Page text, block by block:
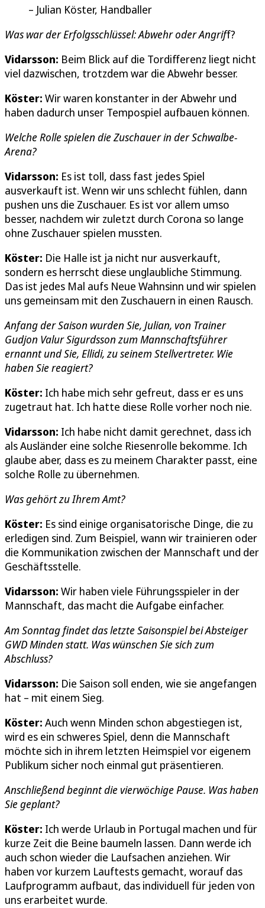
Julian Köster, Handballer
Was war der Erfolgsschlüssel: Abwehr oder Angriff?
Vidarsson: Beim Blick auf die Tordifferenz liegt nicht
viel dazwischen, trotzdem war die Abwehr besser.
Köster: Wir waren konstanter in der Abwehr und
haben dadurch unser Tempospiel aufbauen können.
Welche Rolle spielen die Zuschauer in der Schwalbe-
Arena?
Vidarsson: Es ist toll, dass fast jedes Spiel
ausverkauft ist. Wenn wir uns schlecht fühlen, dann
pushen uns die Zuschauer. Es ist vor allem umso
besser, nachdem wir zuletzt durch Corona so lange
ohne Zuschauer spielen mussten.
Köster: Die Halle ist ja nicht nur ausverkauft,
sondern es herrscht diese unglaubliche Stimmung.
Das ist jedes Mal aufs Neue Wahnsinn und wir spielen
uns gemeinsam mit den Zuschauern in einen Rausch.
Anfang der Saison wurden Sie, Julian, von Trainer
Gudjon Valur Sigurdsson zum Mannschaftsführer
ernannt und Sie, Ellidi, zu seinem Stellvertreter. Wie
haben Sie reagiert?
Köster: Ich habe mich sehr gefreut, dass er es uns
zugetraut hat. Ich hatte diese Rolle vorher noch nie.
Vidarsson: Ich habe nicht damit gerechnet, dass ich
als Ausländer eine solche Riesenrolle bekomme. Ich
glaube aber, dass es zu meinem Charakter passt, eine
solche Rolle zu übernehmen.
Was gehört zu Ihrem Amt?
Köster: Es sind einige organisatorische Dinge, die zu
erledigen sind. Zum Beispiel, wann wir trainieren oder
die Kommunikation zwischen der Mannschaft und der
Geschäftsstelle.
Vidarsson: Wir haben viele Führungsspieler in der
Mannschaft, das macht die Aufgabe einfacher.
Am Sonntag findet das letzte Saisonspiel bei Absteiger
GWD Minden statt. Was wünschen Sie sich zum
Abschluss?
Vidarsson: Die Saison soll enden, wie sie angefangen
hat – mit einem Sieg.
Köster: Auch wenn Minden schon abgestiegen ist,
wird es ein schweres Spiel, denn die Mannschaft
möchte sich in ihrem letzten Heimspiel vor eigenem
Publikum sicher noch einmal gut präsentieren.
Anschließend beginnt die vierwöchige Pause. Was haben
Sie geplant?
Köster: Ich werde Urlaub in Portugal machen und für
kurze Zeit die Beine baumeln lassen. Dann werde ich
auch schon wieder die Laufsachen anziehen. Wir
haben vor kurzem Lauftests gemacht, worauf das
Laufprogramm aufbaut, das individuell für jeden von
uns erarbeitet wurde.